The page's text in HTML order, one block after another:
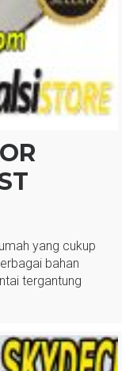
yang cukup
bahan
tergantung